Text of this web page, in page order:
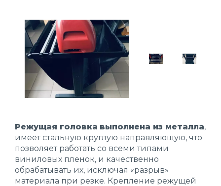
Режущая головка выполнена из металла,
имеет стальную круглую направляющую, что
позволяет работать со всеми типами
виниловых пленок, и качественно
обрабатывать их, исключая «разрыв»
материала при резке. Крепление режущей